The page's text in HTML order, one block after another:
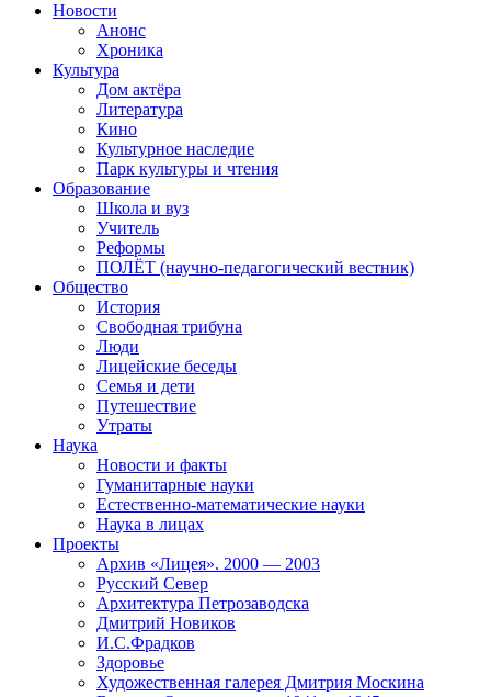
Новости
Анонс
Хроника
Культура
Дом актёра
Литература
Кино
Культурное наследие
Парк культуры и чтения
Образование
Школа и вуз
Учитель
Реформы
ПОЛЁТ (научно-педагогический вестник)
Общество
История
Свободная трибуна
Люди
Лицейские беседы
Семья и дети
Путешествие
Утраты
Наука
Новости и факты
Гуманитарные науки
Естественно-математические науки
Наука в лицах
Проекты
Архив «Лицея». 2000 — 2003
Русский Север
Архитектура Петрозаводска
Дмитрий Новиков
И.С.Фрадков
Здоровье
Художественная галерея Дмитрия Москина